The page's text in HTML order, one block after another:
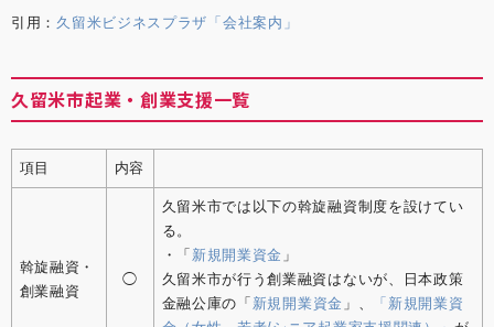
引用： 久留米ビジネスプラザ「会社案内」
久留米市起業・創業支援一覧
項目 内容
斡旋融資・
創業融資
◯
久留米市では以下の斡旋融資制度を設けてい
る。
・「 新規開業資金 」
久留米市が行う創業融資はないが、日本政策
金融公庫の「 新規開業資金 」、
「新規開業資